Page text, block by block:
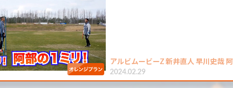
アルビムービーZ 新井直人 早川史哉
2024.02.29